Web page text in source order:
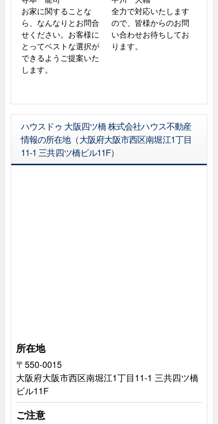
お家に関することな
ら、なんなりとお問合
せください。お客様に
とってベストな選択が
できるようご提案いた
します。
全力で対応いたします
ので、皆様からのお問
い合わせお待ちしてお
ります。
ハウスドゥ 大阪四ツ橋 株式会社ハウス不動産
情報の所在地（大阪府大阪市西区南堀江1丁目
11-1 三共四ツ橋ビル11F）
所在地
〒550-0015
大阪府大阪市西区南堀江1丁目11-1 三共四ツ橋
ビル11F
ご注意